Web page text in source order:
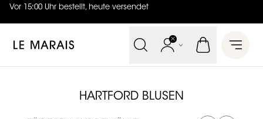
Vor 15:00 Uhr bestellt, heute versendet
4.7 von5 (130 Bewertungen
Le Marais Open
HARTFORD BLUSEN